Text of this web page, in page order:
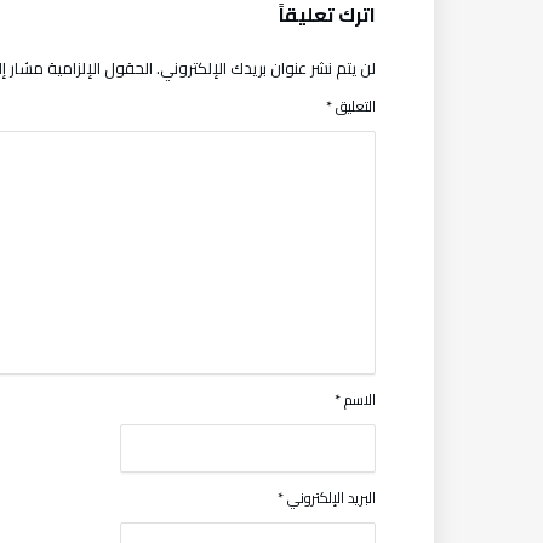
اترك تعليقاً
لن يتم نشر عنوان بريدك الإلكتروني.الحقول الإلزامية مشار
التعليق*
الاسم*
البريد الإلكتروني*